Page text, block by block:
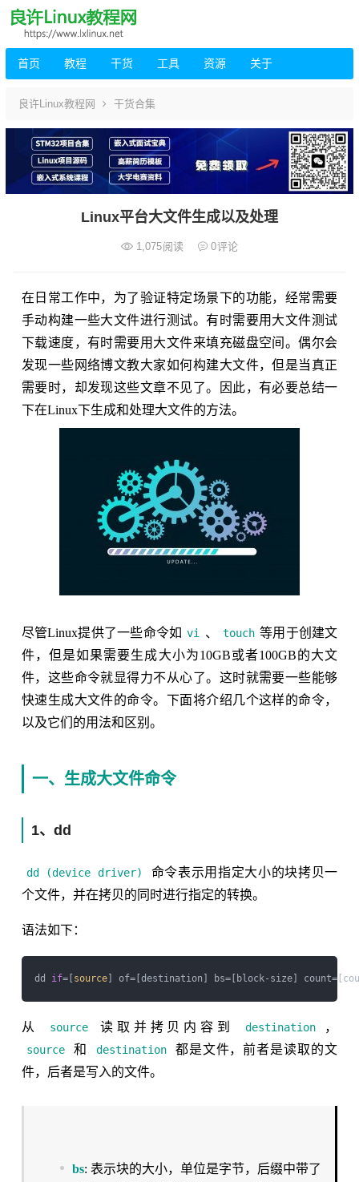
首页 教程 干货 工具 资源 关于
良许Linux教程网 干货合集
Linux平台大文件生成以及处理
1,075阅读 0评论
在日常工作中，为了验证特定场景下的功能，经常需要
手动构建一些大文件进行测试。有时需要用大文件测试
下载速度，有时需要用大文件来填充磁盘空间。偶尔会
发现一些网络博文教大家如何构建大文件，但是当真正
需要时，却发现这些文章不见了。因此，有必要总结一
下在Linux下生成和处理大文件的方法。
尽管Linux提供了一些命令如 vi 、 touch 等用于创建文
件，但是如果需要生成大小为10GB或者100GB的大文
件，这些命令就显得力不从心了。这时就需要一些能够
快速生成大文件的命令。下面将介绍几个这样的命令，
以及它们的用法和区别。
一、生成大文件命令
1、dd
dd (device driver)
命令表示用指定大小的块拷贝一
个文件，并在拷贝的同时进行指定的转换。
语法如下：
dd if=[source
从 source 读取并拷贝内容到 destination ，
source 和 destination
都是文件，前者是读取的文
件，后者是写入的文件。
bs: 表示块的大小，单位是字节，后缀中带了